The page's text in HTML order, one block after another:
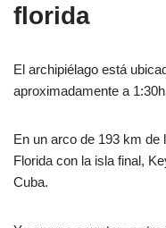
florida
El archipiélago está
aproximadamente a
En un arco de 193 km de
Florida con la isla final,
Cuba.